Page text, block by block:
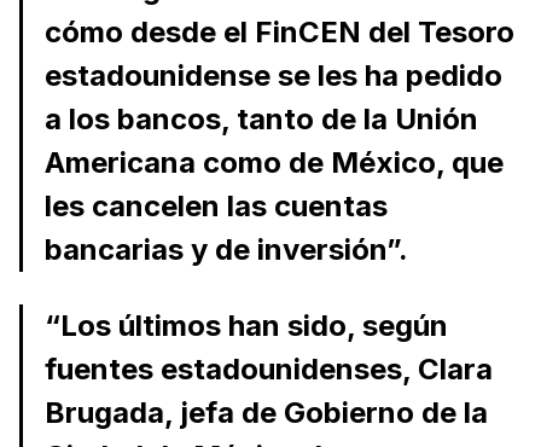
cómo desde el FinCEN del Tesoro
estadounidense se les ha pedido
a los bancos, tanto de la Unión
Americana como de México, que
les cancelen las cuentas
bancarias y de inversión”.
“Los últimos han sido, según
fuentes estadounidenses, Clara
Brugada, jefa de Gobierno de la